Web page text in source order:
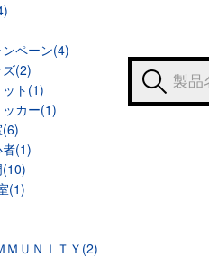
ペーン(4)
(2)
ト(1)
カー(1)
(1)
(1)
ＭＵＮＩＴＹ(2)